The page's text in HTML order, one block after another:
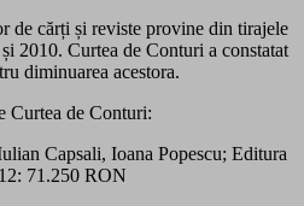
de cărți și reviste provine din tirajele
2010. Curtea de Conturi a constatat
diminuarea acestora.
Curtea de Conturi:
Capsali, Ioana Popescu; Editura
71.250 RON